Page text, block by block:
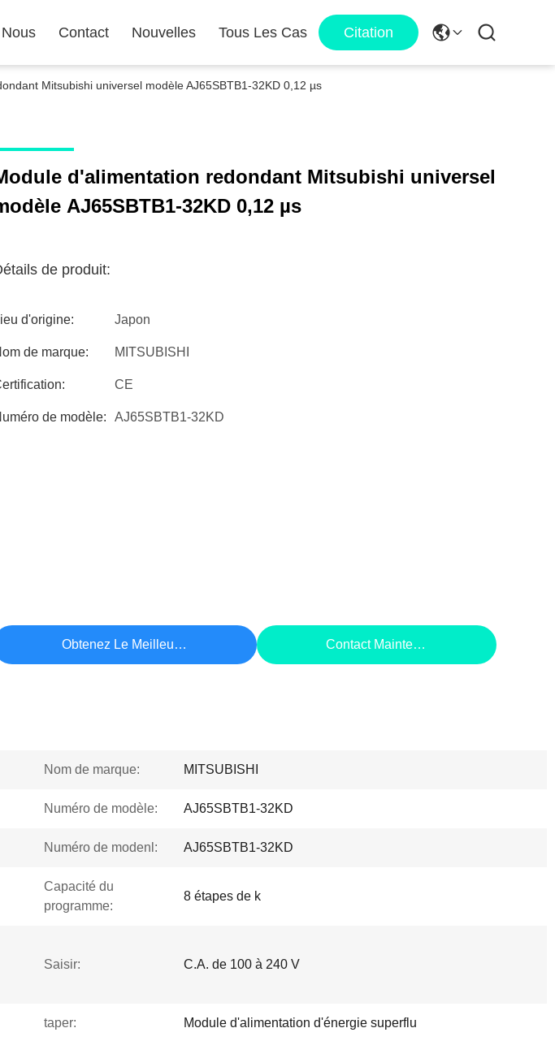
Contact Nouvelles Tous Les Cas Citation
Mitsubishi universel modèle AJ65SBTB1-32KD 0,12 µs
d'alimentation redondant Mitsubishi universel
AJ65SBTB1-32KD 0,12 µs
de produit:
d'origine: Japon
de marque: MITSUBISHI
CE
de modèle: AJ65SBTB1-32KD
Obtenez Le Meilleur Prix Contact Maintenant
Nom de marque: MITSUBISHI
Numéro de modèle: AJ65SBTB1-32KD
Numéro de modenl: AJ65SBTB1-32KD
Capacité du
programme:
8 étapes de k
Saisir: C.A. de 100 à 240 V
taper: Module d'alimentation d'énergie superflu